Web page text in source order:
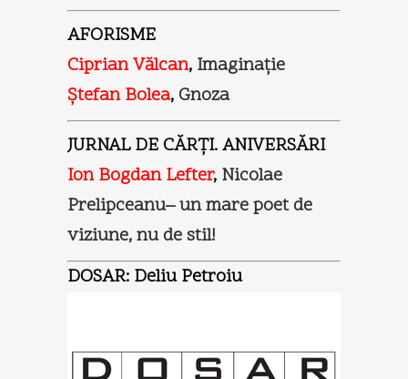
AFORISME
Ciprian Vălcan, Imaginaţie
Ştefan Bolea, Gnoza
JURNAL DE CĂRŢI. ANIVERSĂRI
Ion Bogdan Lefter, Nicolae
Prelipceanu– un mare poet de
viziune, nu de stil!
DOSAR: Deliu Petroiu